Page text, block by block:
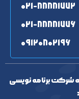
۰۲۱-۸۸۸۸۱۷۷۲
۰۲۱-۸۸۸۸۱۷۷۶
۰۹۱۲۰۸۰۲۱۹۶
شرکت برنامه نویسی